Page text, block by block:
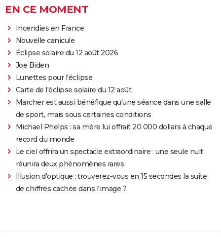
EN CE MOMENT
Incendies en France
Nouvelle canicule
Éclipse solaire du 12 août 2026
Joe Biden
Lunettes pour l'éclipse
Carte de l'éclipse solaire du 12 août
Marcher est aussi bénéfique qu'une séance dans une salle
de sport, mais sous certaines conditions
Michael Phelps : sa mère lui offrait 20 000 dollars à chaque
record du monde
Le ciel offrira un spectacle extraordinaire : une seule nuit
réunira deux phénomènes rares
Illusion d'optique : trouverez-vous en 15 secondes la suite
de chiffres cachée dans l'image ?